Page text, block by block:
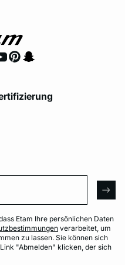
Etam Ihre persönlichen Daten
verarbeitet, um
zu lassen. Sie können sich
"Abmelden" klicken, der sich